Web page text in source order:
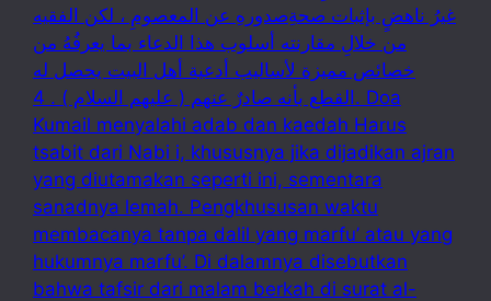
غيرُ ناهضٍ بإثبات صحةِصدورهِ عن المعصومِ ، لكن الفقيه
من خلالِ مقارنته أسلوب هذا الدعاء بما يعرفُهُ من
خصائص مميزة لأساليب أدعية أهل البيت يحصل له
القطع بأنه صادرٌ عنهم ( عليهم السلام ) . 4. Doa
Kumail menyalahi adab dan kaedah Harus
tsabit dari Nabi i, khususnya jika dijadikan ajran
yang diutamakan seperti ini, sementara
sanadnya lemah. Pengkhususan waktu
membacanya tanpa dalil yang marfu’ atau yang
hukumnya marfu’. Di dalamnya disebutkan
bahwa tafsir dari malam berkah di surat al-